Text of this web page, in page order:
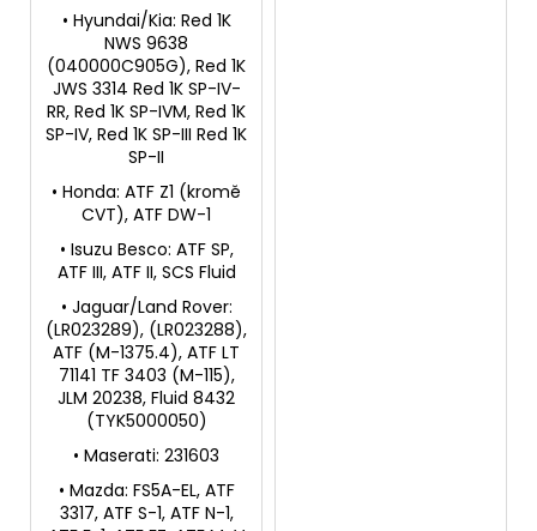
• Hyundai/Kia: Red 1K
NWS 9638
(040000C905G), Red 1K
JWS 3314 Red 1K SP-IV-
RR, Red 1K SP-IVM, Red 1K
SP-IV, Red 1K SP-III Red 1K
SP-II
• Honda: ATF Z1 (kromě
CVT), ATF DW-1
• Isuzu Besco: ATF SP,
ATF III, ATF II, SCS Fluid
• Jaguar/Land Rover:
(LR023289), (LR023288),
ATF (M-1375.4), ATF LT
71141 TF 3403 (M-115),
JLM 20238, Fluid 8432
(TYK5000050)
• Maserati: 231603
• Mazda: FS5A-EL, ATF
3317, ATF S-1, ATF N-1,